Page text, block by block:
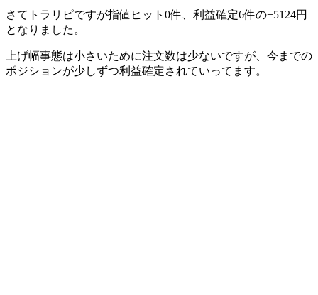
さてトラリピですが指値ヒット0件、 利益確定6件の+5124円
となりました。
上げ幅事態は小さいために注文数は少ないですが、今までの
ポジションが少しずつ利益確定されていってます。